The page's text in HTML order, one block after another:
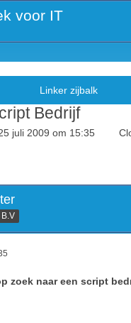
voor IT
Bedrijf
juli 2009 om 15:35
zoek naar een script